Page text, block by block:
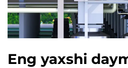
Eng yaxshi